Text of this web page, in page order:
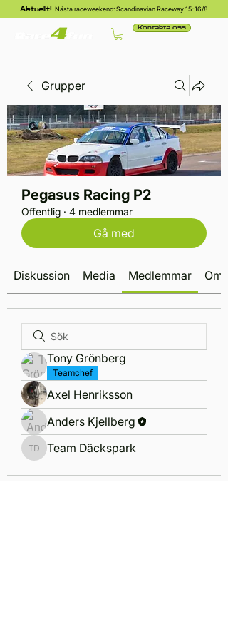
Aktuellt! Nästa raceweekend: Scandinavian Raceway 15-16/8
Kontakta oss
Grupper
Pegasus Racing P2
Offentlig · 4 medlemmar
Gå med
Diskussion Media Medlemmar Om
Tony Grönberg
Teamchef
Axel Henriksson
Anders Kjellberg
Team Däckspark
Team Däckspark